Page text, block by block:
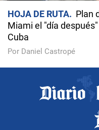
HOJA DE RUTA
Plan
Miami el "día
Cuba
Por Daniel Castropé